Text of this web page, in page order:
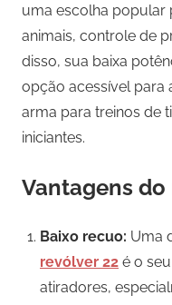
uma escolha popular
animais, controle de
disso, sua baixa
opção acessível para
arma para treinos de
iniciantes.
Vantagens
Baixo recuo: Uma
revólver 22 é o
atiradores,